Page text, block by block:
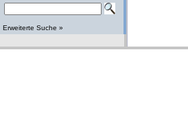
Erweiterte Suche »